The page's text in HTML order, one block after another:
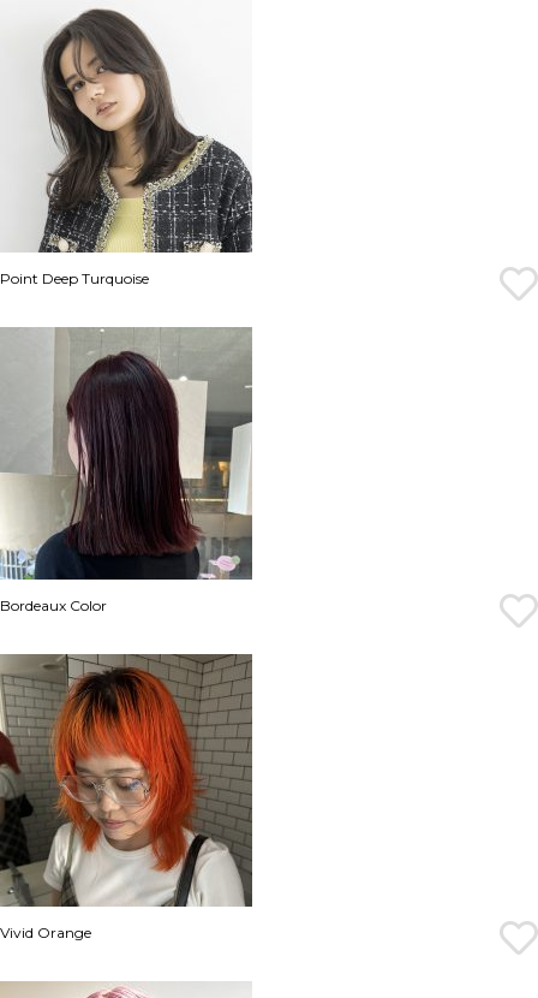
Point Deep Turquoise
Bordeaux Color
Vivid Orange